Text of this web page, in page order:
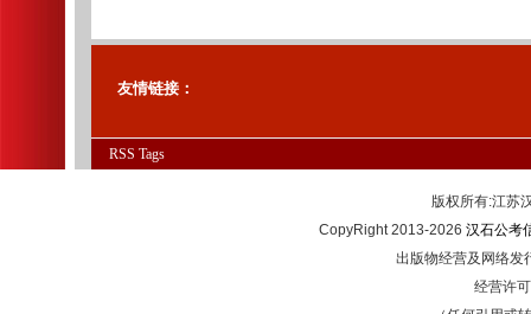
友情链接：
RSS Tags
版权所有:江
CopyRight 2013-2026 汉石公考
出版物经营及网络发
经营许